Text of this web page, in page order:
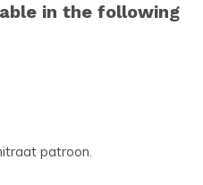
in the following
patroon.